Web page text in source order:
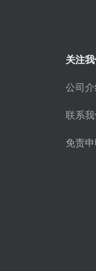
关注
公司
联系
免责